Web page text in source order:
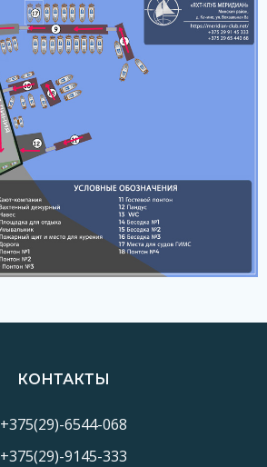
КОНТАКТЫ
+375(29)-6544-068
+375(29)-9145-333